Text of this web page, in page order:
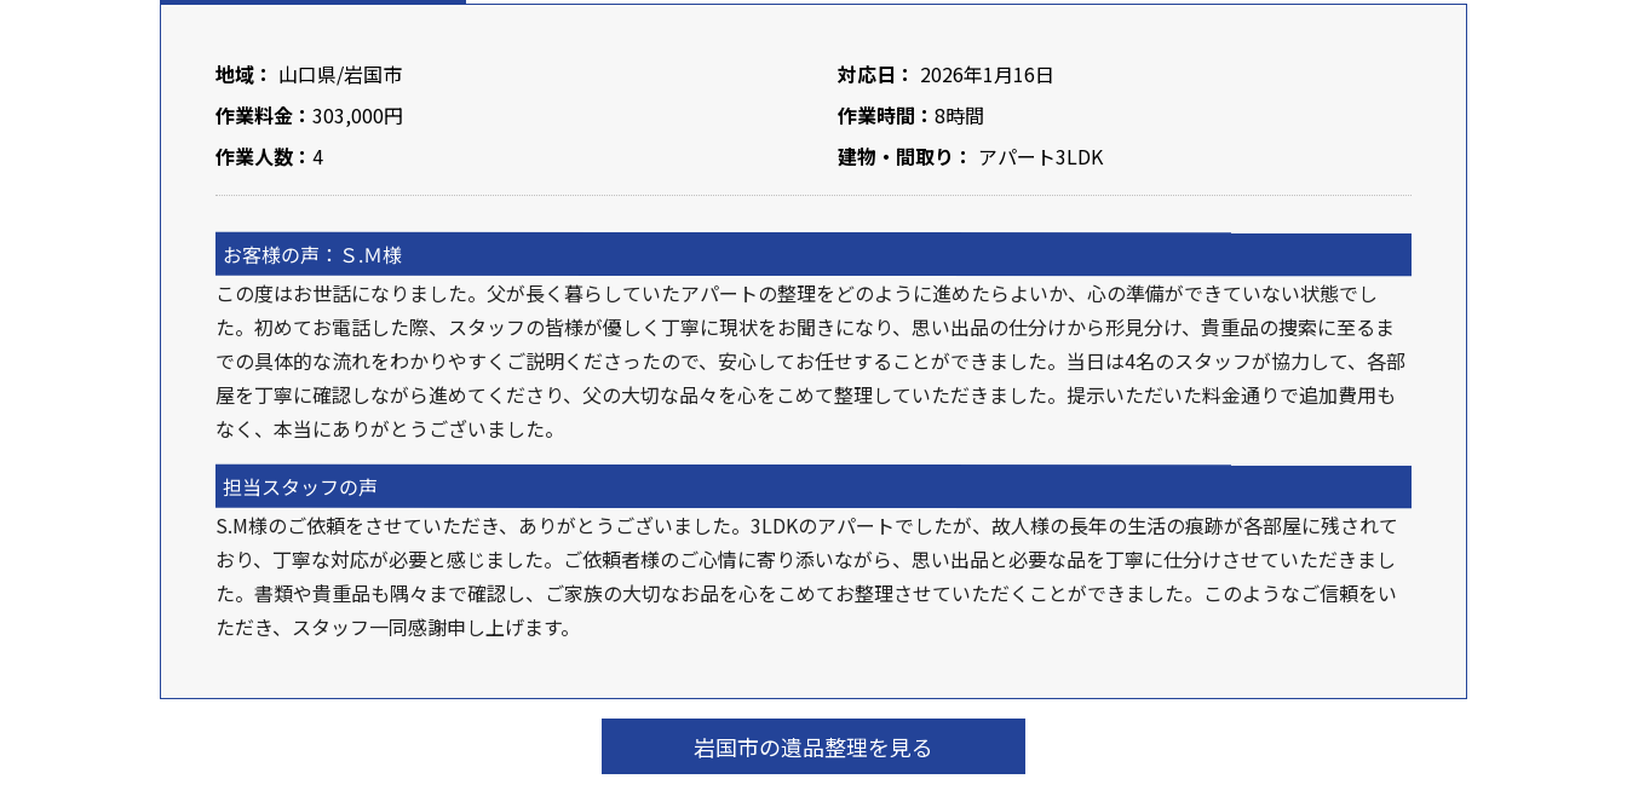
地域： 山口県/岩国市
作業料金： 303,000円
作業人数： 4
対応日： 2026年1月16日
作業時間： 8時間
建物・間取り： アパート3LDK
お客様の声：Ｓ.Ｍ様
この度はお世話になりました。父が長く暮らしていたアパートの整理をどのように進めたらよいか、心の準備ができていない状態でし
た。初めてお電話した際、スタッフの皆様が優しく丁寧に現状をお聞きになり、思い出品の仕分けから形見分け、貴重品の捜索に至るま
での具体的な流れをわかりやすくご説明くださったので、安心してお任せすることができました。当日は4名のスタッフが協力して、各部
屋を丁寧に確認しながら進めてくださり、父の大切な品々を心をこめて整理していただきました。提示いただいた料金通りで追加費用も
なく、本当にありがとうございました。
担当スタッフの声
S.M様のご依頼をさせていただき、ありがとうございました。3LDKのアパートでしたが、故人様の長年の生活の痕跡が各部屋に残されて
おり、丁寧な対応が必要と感じました。ご依頼者様のご心情に寄り添いながら、思い出品と必要な品を丁寧に仕分けさせていただきまし
た。書類や貴重品も隅々まで確認し、ご家族の大切なお品を心をこめてお整理させていただくことができました。このようなご信頼をい
ただき、スタッフ一同感謝申し上げます。
岩国市の遺品整理を見る